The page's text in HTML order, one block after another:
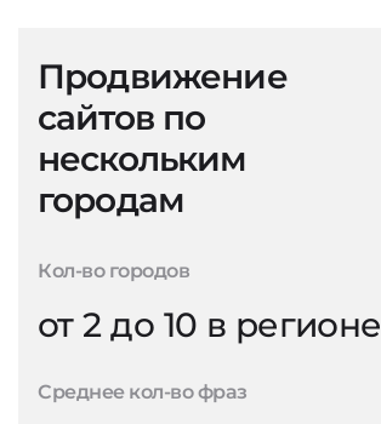
Продвижение
сайтов по
нескольким
городам
Кол-во городов
от 2 до 10 в регионе
Среднее кол-во фраз